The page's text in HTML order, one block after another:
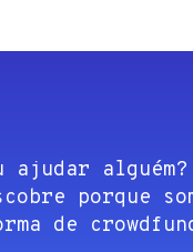
alguém?
porque
de